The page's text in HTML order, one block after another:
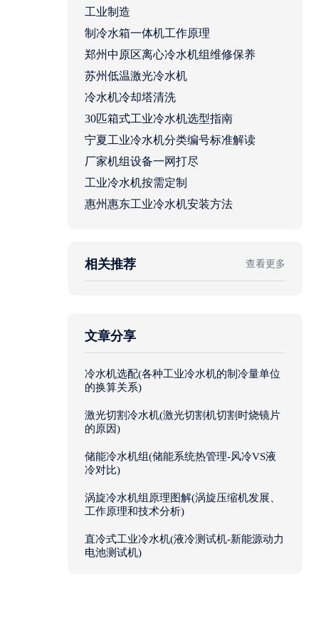
工业制造
制冷水箱一体机工作原理
郑州中原区离心冷水机组维修保养
苏州低温激光冷水机
冷水机冷却塔清洗
30匹箱式工业冷水机选型指南
宁夏工业冷水机分类编号标准解读
厂家机组设备一网打尽
工业冷水机按需定制
惠州惠东工业冷水机安装方法
相关推荐 查看更多
文章分享
冷水机选配(各种工业冷水机的制冷量单位
的换算关系)
激光切割冷水机(激光切割机切割时烧镜片
的原因)
储能冷水机组(储能系统热管理-风冷VS液
冷对比)
涡旋冷水机组原理图解(涡旋压缩机发展、
工作原理和技术分析)
直冷式工业冷水机(液冷测试机-新能源动力
电池测试机)